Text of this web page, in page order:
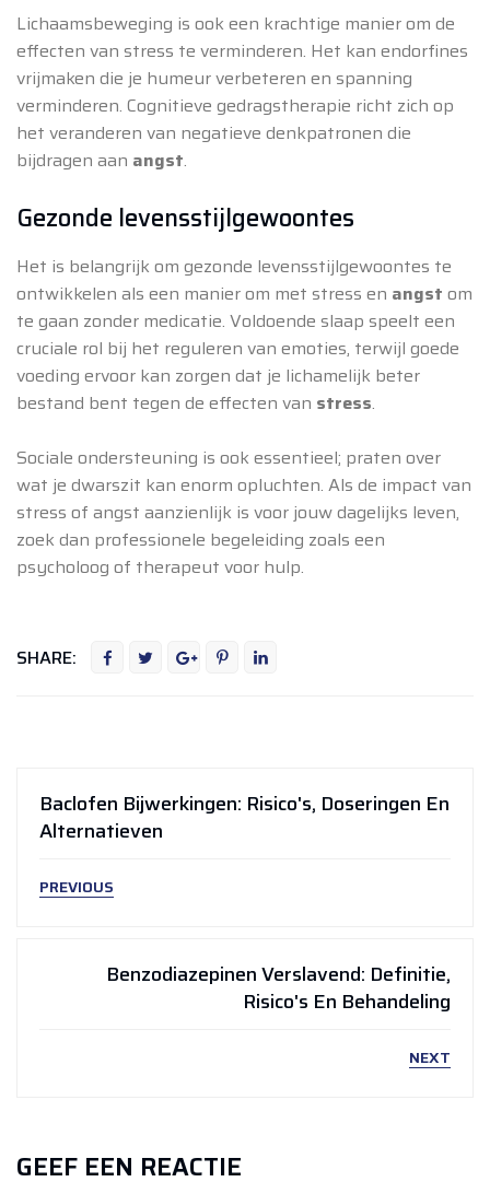
Lichaamsbeweging is ook een krachtige manier om de
effecten van stress te verminderen. Het kan endorfines
vrijmaken die je humeur verbeteren en spanning
verminderen. Cognitieve gedragstherapie richt zich op
het veranderen van negatieve denkpatronen die
bijdragen aan angst.
Gezonde levensstijlgewoontes
Het is belangrijk om gezonde levensstijlgewoontes te
ontwikkelen als een manier om met stress en angst om
te gaan zonder medicatie. Voldoende slaap speelt een
cruciale rol bij het reguleren van emoties, terwijl goede
voeding ervoor kan zorgen dat je lichamelijk beter
bestand bent tegen de effecten van stress.
Sociale ondersteuning is ook essentieel; praten over
wat je dwarszit kan enorm opluchten. Als de impact van
stress of angst aanzienlijk is voor jouw dagelijks leven,
zoek dan professionele begeleiding zoals een
psycholoog of therapeut voor hulp.
SHARE:
Baclofen Bijwerkingen: Risico's, Doseringen En
Alternatieven
PREVIOUS
Benzodiazepinen Verslavend: Definitie,
Risico's En Behandeling
NEXT
GEEF EEN REACTIE